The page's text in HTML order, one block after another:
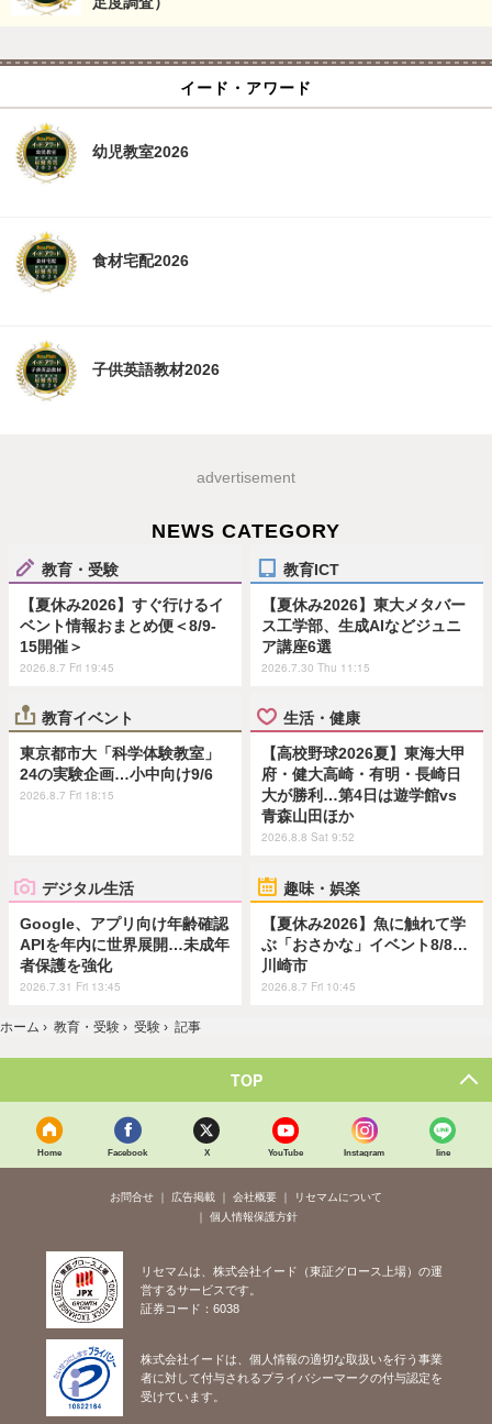
イード・アワード
幼児教室2026
食材宅配2026
子供英語教材2026
advertisement
NEWS CATEGORY
教育・受験
【夏休み2026】すぐ行けるイ
ベント情報おまとめ便＜8/9-
15開催＞
2026.8.7 Fri 19:45
教育ICT
【夏休み2026】東大メタバー
ス工学部、生成AIなどジュニ
ア講座6選
2026.7.30 Thu 11:15
教育イベント
東京都市大「科学体験教室」
24の実験企画…小中向け9/6
2026.8.7 Fri 18:15
生活・健康
【高校野球2026夏】東海大甲
府・健大高崎・有明・長崎日
大が勝利…第4日は遊学館vs
青森山田ほか
2026.8.8 Sat 9:52
デジタル生活
Google、アプリ向け年齢確認
APIを年内に世界展開…未成年
者保護を強化
2026.7.31 Fri 13:45
趣味・娯楽
【夏休み2026】魚に触れて学
ぶ「おさかな」イベント8/8…
川崎市
2026.8.7 Fri 10:45
ホーム › 教育・受験 › 受験 › 記事
TOP
Home Facebook X YouTube Instagram line
お問合せ 広告掲載 会社概要
リセマムについて
個人情報保護方針
リセマムは、株式会社イード（東証グロース上場）の運
営するサービスです。
証券コード：6038
株式会社イードは、個人情報の適切な取扱いを行う事業
者に対して付与されるプライバシーマークの付与認定を
受けています。